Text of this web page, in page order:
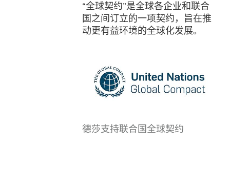
“全球契约”是全球各企业和联合
国之间订立的一项契约，旨在推
动更有益环境的全球化发展。
德莎支持联合国全球契约